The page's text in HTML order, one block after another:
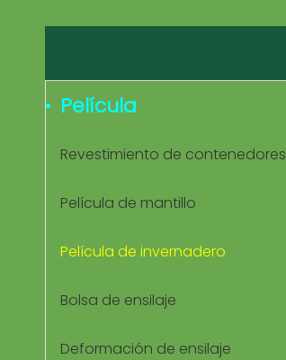
Película
Revestimiento de contenedores
Película de mantillo
Película de invernadero
Bolsa de ensilaje
Deformación de ensilaje